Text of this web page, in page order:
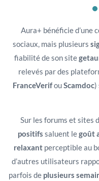
Aura+ bénéficie d’une
sociaux, mais plusieurs
fiabilité de son site
relevés par des
FranceVerifouScamdoc)
Sur les forums et sites
positifs saluent legoût
relaxant perceptible au
d’autres utilisateurs
parfois de plusieurs